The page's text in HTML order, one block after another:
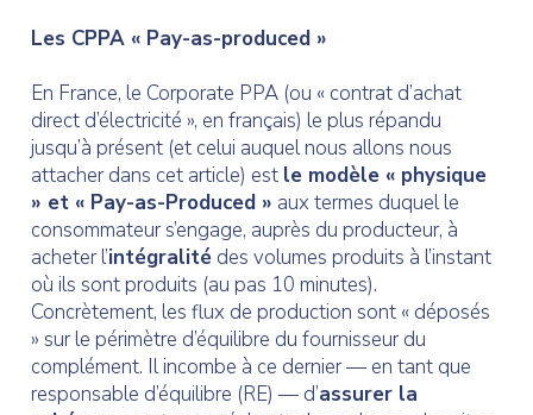
Les CPPA « Pay-as-produced »
En France, le Corporate PPA (ou « contrat d’achat
direct d’électricité », en français) le plus répandu
jusqu’à présent (et celui auquel nous allons nous
attacher dans cet article) est le modèle « physique
» et « Pay-as-Produced » aux termes duquel le
consommateur s’engage, auprès du producteur, à
acheter l’intégralitédes volumes produits à l’instant
où ils sont produits (au pas 10 minutes).
Concrètement, les flux de production sont « déposés
» sur le périmètre d’équilibre du fournisseur du
complément. Il incombe à ce dernier — en tant que
responsable d’équilibre (RE) — d’assurer la